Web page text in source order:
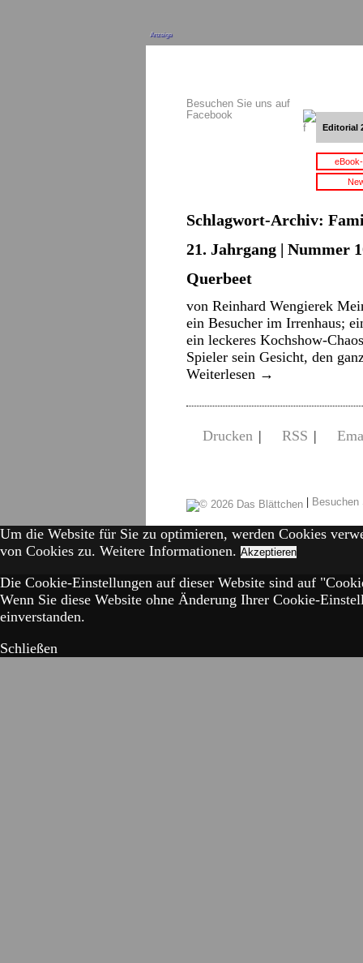
Anzeige
Besuchen Sie uns auf
Facebook
Editorial
Schlagwort-Archiv:
21. Jahrgang | Nummer
Querbeet
von Reinhard Wengierek
ein Besucher im Irrenhaus;
ein leckeres Kochshow-
Spieler sein Gesicht, den
Weiterlesen →
Drucken | RSS |
|
Um die Website für Sie zu optimieren, werden Cookies
von Cookies zu. Weitere Informationen. Akzeptieren
Die Cookie-Einstellungen auf dieser Website sind auf
Wenn Sie diese Website ohne Änderung Ihrer Cookie-
einverstanden.
Schließen